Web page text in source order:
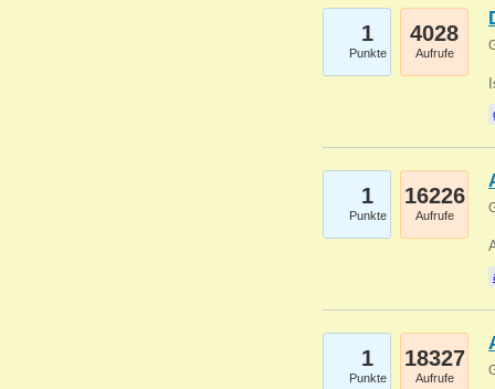
1
Punkte
4028
Aufrufe
1
Punkte
16226
Aufrufe
1
Punkte
18327
Aufrufe